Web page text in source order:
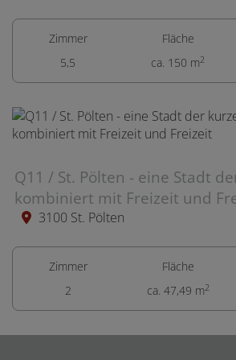
Zimmer
5,5
Fläche
ca. 150 m2
Q11 / St. Pölten - eine Stadt
kombiniert mit Freizeit und
3100 St. Pölten
Zimmer
2
Fläche
ca. 47,49 m2